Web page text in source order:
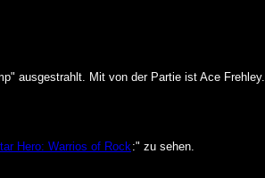
ausgestrahlt. Mit von der Partie ist Ace Frehley.
Hero: Warrios of Rock:" zu sehen.